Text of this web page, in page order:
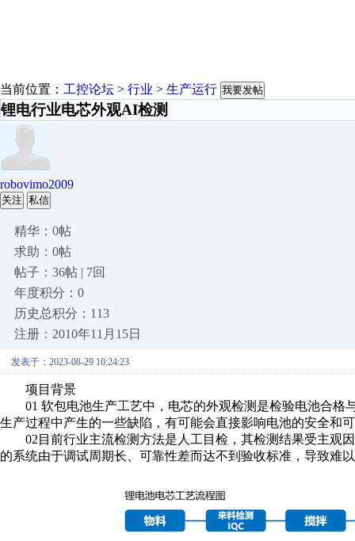
当前位置： 工控论坛 > 行业 > 生产运行 我要发帖
锂电行业电芯外观AI检测
robovimo2009
关注 私信
精华：0帖
求助：0帖
帖子：36帖 | 7回
年度积分：0
历史总积分：113
注册：2010年11月15日
发表于：2023-08-29 10:24:23
项目背景
01 软包电池生产工艺中，电芯的外观检测是检验电池合
生产过程中产生的一些缺陷，有可能会直接影响电池的安全和
02目前行业主流检测方法是人工目检，其检测结果受主观
的系统由于调试周期长、可靠性差而达不到验收标准，导致难